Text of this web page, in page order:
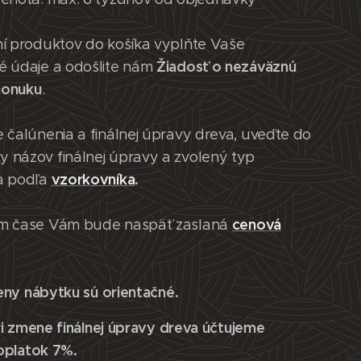
produktov do košíka vyplňte Vaše
údaje a odošlite nám Žiadosť o nezáväznú
.
čalúnenia a finálnej úpravy dreva, uveďte do
názov finálnej úpravy a zvolený typ
podľa vzorkovníka.
čase Vám bude naspäť zaslaná cenová
nábytku sú orientačné.
zmene finálnej úpravy dreva účtujeme
7%.